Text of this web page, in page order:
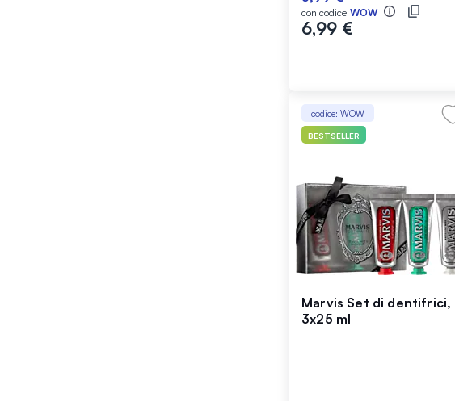
con codice WOW
6,99 €
codice: WOW
BESTSELLER
Marvis Set di dentifrici,
3x25 ml